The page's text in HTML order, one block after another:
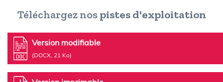
Téléchargez nospistes d'exploitation
Version modifiable
(DOCX, 21 Ko)